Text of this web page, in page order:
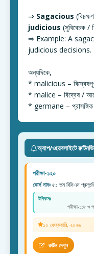
⇒ Sagacious
judicious (সুবিবেচক /
⇒ Example: A
judicious decisions.
অন্যদিকে,
* malicious –
* malice – বিদ্বেষ /
* germane –
অ্যাপ/ওয়েবসাইটে
পরীক্ষা-১২০
কোর্স নামঃ ৫১ তম বিসিএস
টপিকসঃ
পরীক্ষা-১১৮ ও
১০ ফেব্রুয়ারি, ২০২৬
রুটিন দেখুন